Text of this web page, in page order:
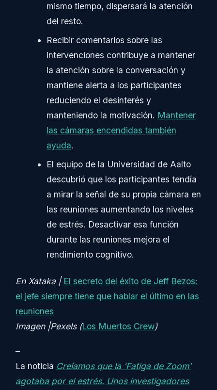
mismo tiempo, dispersará la atención
del resto.
Recibir comentarios sobre las
intervenciones contribuye a mantener
la atención sobre la conversación y
mantiene alerta a los participantes
reduciendo el desinterés y
manteniendo la motivación. Mantener
las cámaras encendidas también
ayuda.
El equipo de la Universidad de Aalto
descubrió que los participantes tendía
a mirar la señal de su propia cámara en
las reuniones aumentando los niveles
de estrés. Desactivar esa función
durante las reuniones mejora el
rendimiento cognitivo.
En Xataka | El secreto del éxito de Jeff Bezos:
el jefe siempre tiene que hablar el último en las
reuniones
Imagen |Pexels (Los Muertos Crew)
–
La noticia Creíamos que la ‘Fatiga de Zoom’
agotaba por el estrés. Unos investigadores